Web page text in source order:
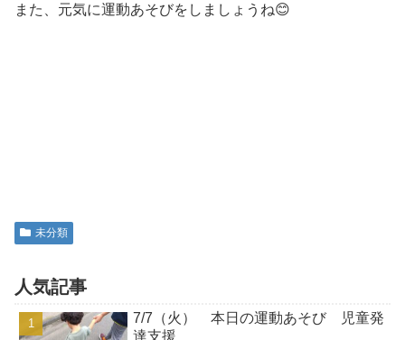
また、元気に運動あそびをしましょうね😊
未分類
人気記事
7/7（火） 本日の運動あそび 児童発
達支援